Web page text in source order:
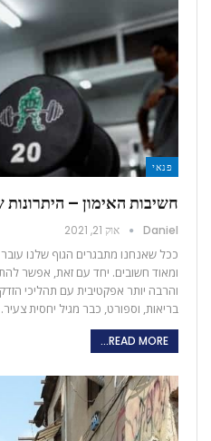
פנאי
חשיבות האימון – היתרונות
Daniel אוק 21, 2021
ככל שאנחנו מתבגרים הגוף שלנו עובר
ומאוד חשובים. יחד עם זאת, אפשר
והרבה יותר אפקטיבית עם תהליכי
בריאות, וספורט, כבר מגיל יחסית
READ MORE...